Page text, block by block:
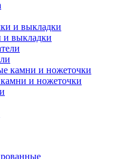
выкладки
и ножеточки